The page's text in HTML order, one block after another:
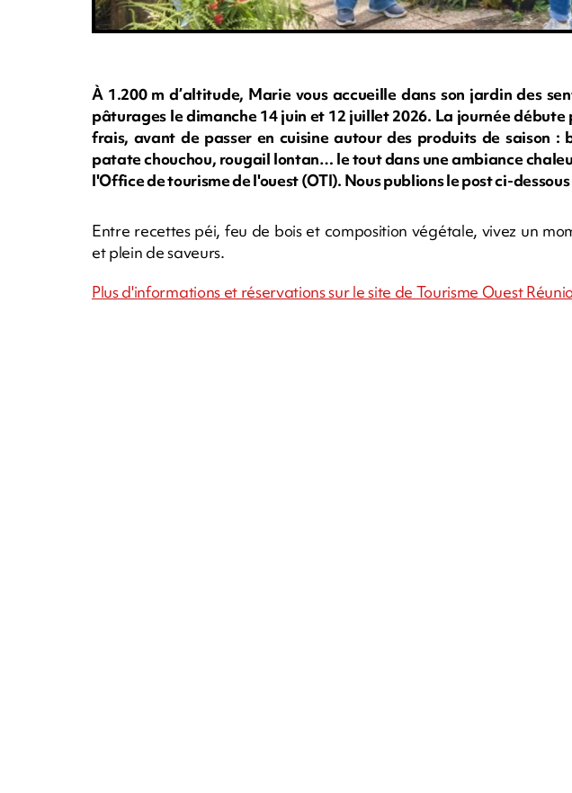
À 1.200 m d’altitude, Marie vous accueille dans son jardin des
pâturages le dimanche 14 juin et 12 juillet 2026. La journée
frais, avant de passer en cuisine autour des produits de saison :
patate chouchou, rougail lontan… le tout dans une ambiance
l'Office de tourisme de l'ouest (OTI). Nous publions le post ci-dessous
Entre recettes péi, feu de bois et composition végétale, vivez un
et plein de saveurs.
Plus d'informations et réservations sur le site de Tourisme Ouest